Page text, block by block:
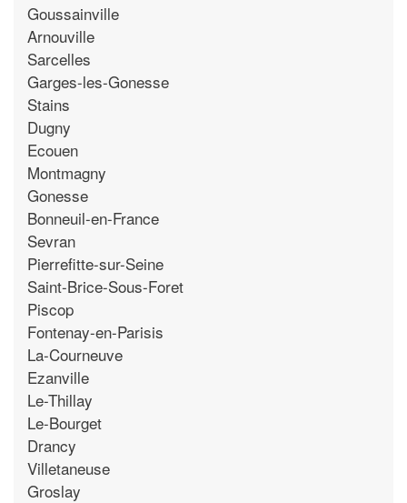
Goussainville
Arnouville
Sarcelles
Garges-les-Gonesse
Stains
Dugny
Ecouen
Montmagny
Gonesse
Bonneuil-en-France
Sevran
Pierrefitte-sur-Seine
Saint-Brice-Sous-Foret
Piscop
Fontenay-en-Parisis
La-Courneuve
Ezanville
Le-Thillay
Le-Bourget
Drancy
Villetaneuse
Groslay